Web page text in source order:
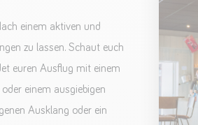
einem aktiven und
zu lassen. Schaut euch
euren Ausflug mit einem
einem ausgiebigen
Ausklang oder ein